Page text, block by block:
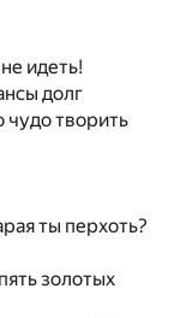
идеть!
долг
чудо творить
ты перхоть?
золотых